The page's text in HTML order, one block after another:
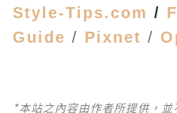
Style-Tips.com /
Guide / Pixnet /
*本站之內容由作者所提供，